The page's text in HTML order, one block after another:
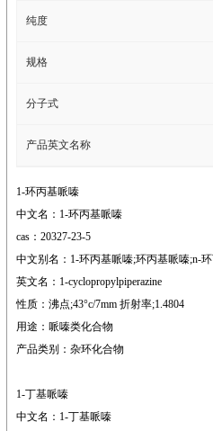
纯度
规格
分子式
产品英文名称
1-环丙基哌嗪
中文名：1-环丙基哌嗪
cas：20327-23-5
中文别名：1-环丙基哌嗪;环丙基哌嗪;n-
英文名：1-cyclopropylpiperazine
性质：沸点;43°c/7mm 折射率;1.4804
用途：哌嗪类化合物
产品类别：杂环化合物
1-丁基哌嗪
中文名：1-丁基哌嗪